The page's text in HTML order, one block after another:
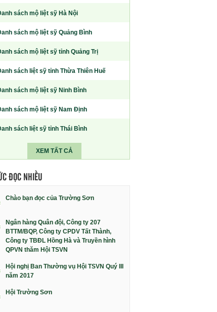
sách mộ liệt sỹ Hà Nội
sách mộ liệt sỹ Quảng Bình
sách mộ liệt sỹ tỉnh Quảng Trị
sách liệt sỹ tỉnh Thừa Thiên Huế
sách mộ liệt sỹ Ninh Bình
sách mộ liệt sỹ Nam Định
sách liệt sỹ tỉnh Thái Bình
XEM TẤT CẢ
ĐỌC NHIỀU
Chào bạn đọc của Trường Sơn
Ngân hàng Quân đội, Công ty 207
BTTM/BQP, Công ty CPDV Tất Thành,
Công ty TBĐL Hồng Hà và Truyền hình
QPVN thăm Hội TSVN
Hội nghị Ban Thường vụ Hội TSVN Quý III
năm 2017
Hội Trường Sơn